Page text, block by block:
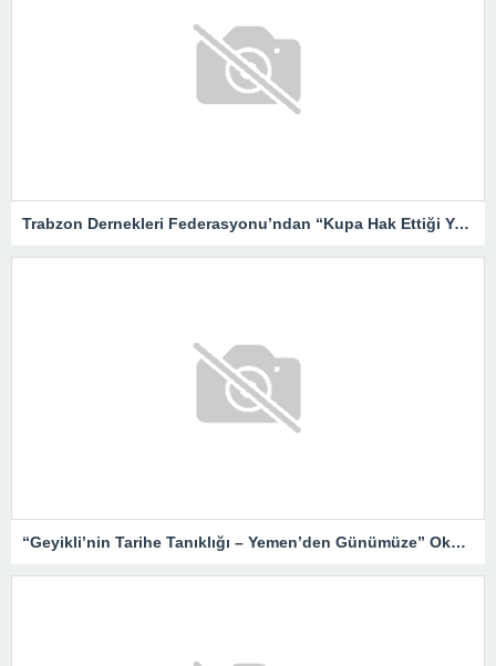
Trabzon Dernekleri Federasyonu’ndan “Kupa Hak Ettiği Yere Verilsin”
“Geyikli’nin Tarihe Tanıklığı – Yemen’den Günümüze” Okurlarıyla Buluşuyor…